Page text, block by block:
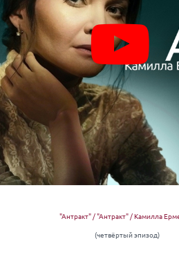
"Антракт" / "Антракт" / Камилла
(четвёртый эпизод)